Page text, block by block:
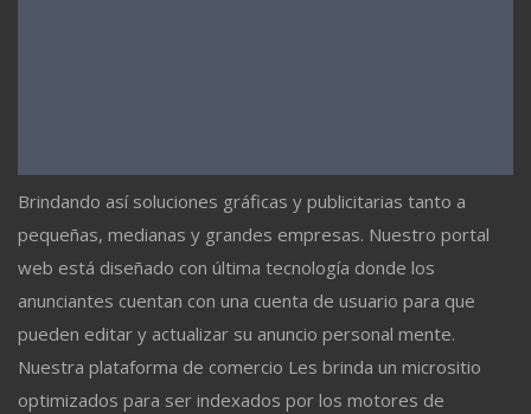
Brindando así soluciones gráficas y publicitarias tanto a
pequeñas, medianas y grandes empresas. Nuestro portal
web está diseñado con última tecnología donde los
anunciantes cuentan con una cuenta de usuario para que
pueden editar y actualizar su anuncio personal mente.
Nuestra plataforma de comercio Les brinda un micrositio
optimizados para ser indexados por los motores de